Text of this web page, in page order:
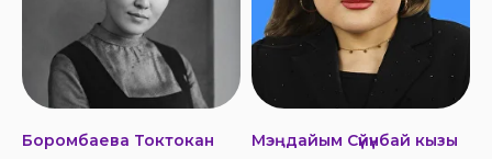
Боромбаева Токтокан Мэңдайым Сүйүнбай кызы